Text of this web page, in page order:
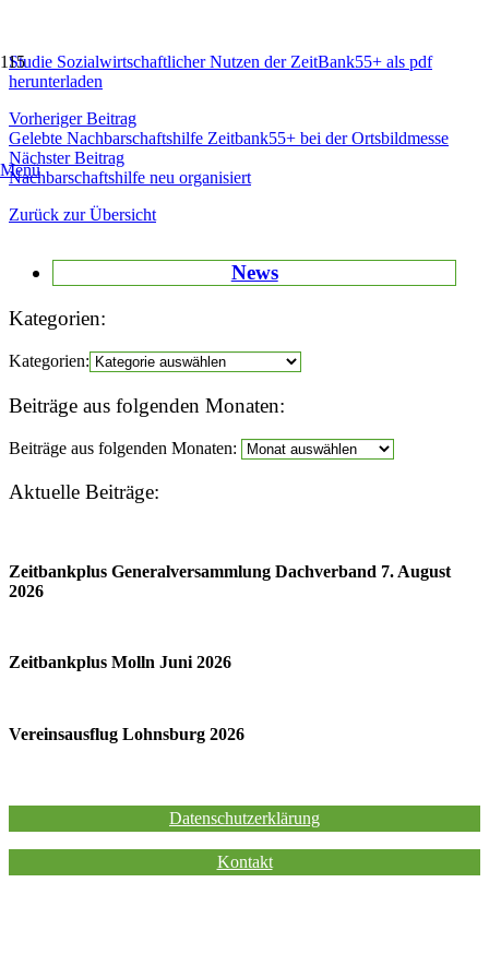
Menü
Studie Sozialwirtschaftlicher Nutzen der ZeitBank55+ als pdf
herunterladen
Vorheriger Beitrag
Gelebte Nachbarschaftshilfe Zeitbank55+ bei der Ortsbildmesse
Nächster Beitrag
Nachbarschaftshilfe neu organisiert
Zurück zur Übersicht
News
Kategorien:
Kategorien:
Beiträge aus folgenden Monaten:
Beiträge aus folgenden Monaten:
Aktuelle Beiträge:
Zeitbankplus Generalversammlung Dachverband 7. August
2026
Zeitbankplus Molln Juni 2026
Vereinsausflug Lohnsburg 2026
Datenschutzerklärung
Kontakt